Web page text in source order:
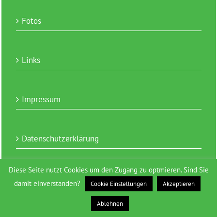
Fotos
Links
Impressum
Datenschutzerklärung
Diese Seite nutzt Cookies um den Zugang zu optmieren. Sind Sie
damit einverstanden?
Cookie Einstellungen Akzeptieren
Ablehnen